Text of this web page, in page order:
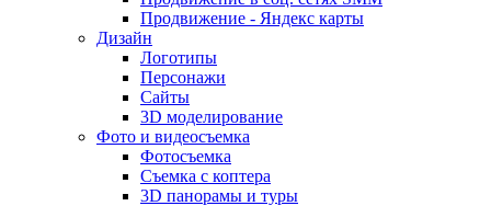
Продвижение - Яндекс карты
Дизайн
Логотипы
Персонажи
Сайты
3D моделирование
Фото и видеосъемка
Фотосъемка
Съемка с коптера
3D панорамы и туры